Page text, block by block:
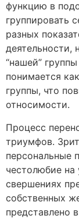
функцию в
группировать
разных
деятельности,
“нашей”
понимается
группы, что
относимости.
Процесс
триумфов.
персональные
честолюбие
свершениях
собственных
представлено